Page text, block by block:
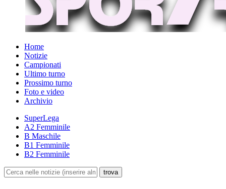
Home
Notizie
Campionati
Ultimo turno
Prossimo turno
Foto e video
Archivio
SuperLega
A2 Femminile
B Maschile
B1 Femminile
B2 Femminile